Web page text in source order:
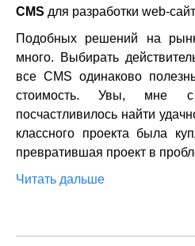
CMS для разработки web-
Подобных решений на
много. Выбирать
все CMS одинаково
стоимость. Увы, мне
посчастливилось найти
классного проекта была
превратившая проект в
Читать дальше